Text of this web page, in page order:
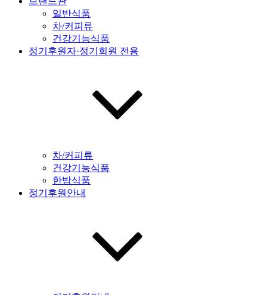
일반식품
차/커피류
건강기능식품
정기후원자·정기회원 전용
차/커피류
건강기능식품
한방식품
정기후원안내